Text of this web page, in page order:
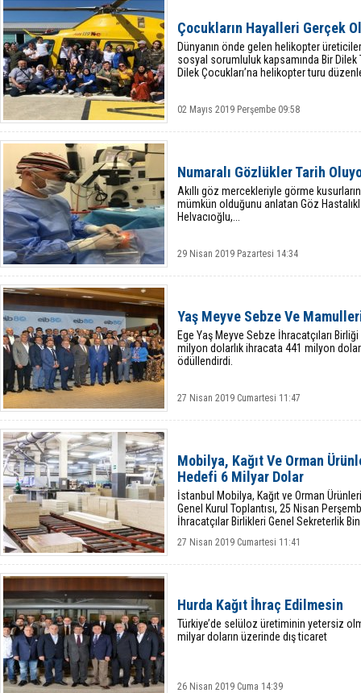
Çocukların Hayalleri Gerçek
Dünyanın önde gelen helikopter
sosyal sorumluluk kapsamında Bir Dilek
Dilek Çocukları’na helikopter turu
02 Mayıs 2019 Perşembe 09:58
Numaralı Gözlükler Tarih
Akıllı göz mercekleriyle görme
mümkün olduğunu anlatan Göz
Helvacıoğlu,...
29 Nisan 2019 Pazartesi 14:34
Yaş Meyve Sebze Ve
Ege Yaş Meyve Sebze İhracatçıları
milyon dolarlık ihracata 441 milyon
ödüllendirdi.
27 Nisan 2019 Cumartesi 11:47
Mobilya, Kağıt Ve Orman
Hedefi 6 Milyar Dolar
İstanbul Mobilya, Kağıt ve Orman
Genel Kurul Toplantısı, 25 Nisan
İhracatçılar Birlikleri Genel Sekreterlik
27 Nisan 2019 Cumartesi 11:41
Hurda Kağıt İhraç Edilmesin
Türkiye’de selüloz üretiminin yetersiz
milyar doların üzerinde dış ticaret
26 Nisan 2019 Cuma 14:39